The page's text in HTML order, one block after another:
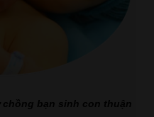
chồng bạn sinh con thuận